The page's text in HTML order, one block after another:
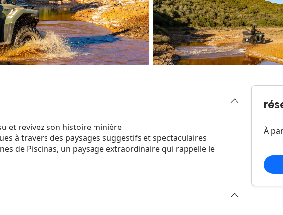
et revivez son histoire minière
à travers des paysages suggestifs et spectaculaires
de Piscinas, un paysage extraordinaire qui rappelle le
À